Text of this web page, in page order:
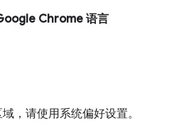
Chrome 语言
，请使用系统偏好设置。